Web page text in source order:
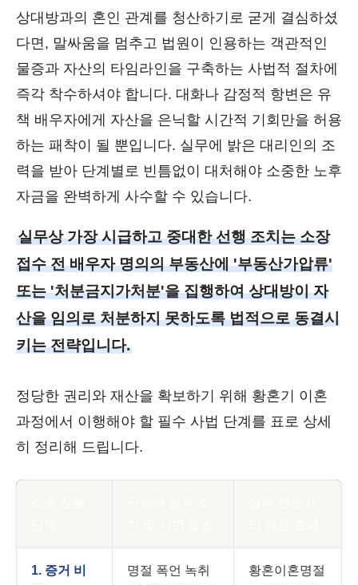
상대방과의 혼인 관계를 청산하기로 굳게 결심하셨
다면, 말싸움을 멈추고 법원이 인용하는 객관적인
물증과 자산의 타임라인을 구축하는 사법적 절차에
즉각 착수하셔야 합니다. 대화나 감정적 항변은 유
책 배우자에게 자산을 은닉할 시간적 기회만을 허용
하는 패착이 될 뿐입니다. 실무에 밝은 대리인의 조
력을 받아 단계별로 빈틈없이 대처해야 소중한 노후
자금을 완벽하게 사수할 수 있습니다.
실무상 가장 시급하고 중대한 선행 조치는 소장
접수 전 배우자 명의의 부동산에 '부동산가압류'
또는 '처분금지가처분'을 집행하여 상대방이 자
산을 임의로 처분하지 못하도록 법적으로 동결시
키는 전략입니다.
정당한 권리와 재산을 확보하기 위해 황혼기 이혼
과정에서 이행해야 할 필수 사법 단계를 표로 상세
히 정리해 드립니다.
1. 증거 비
명절 폭언 녹취
황혼이혼명절